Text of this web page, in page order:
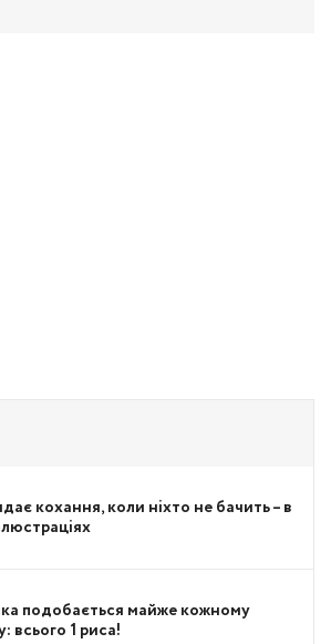
кохання, коли ніхто не бачить – в
подобається майже кожному
всього 1 риса!